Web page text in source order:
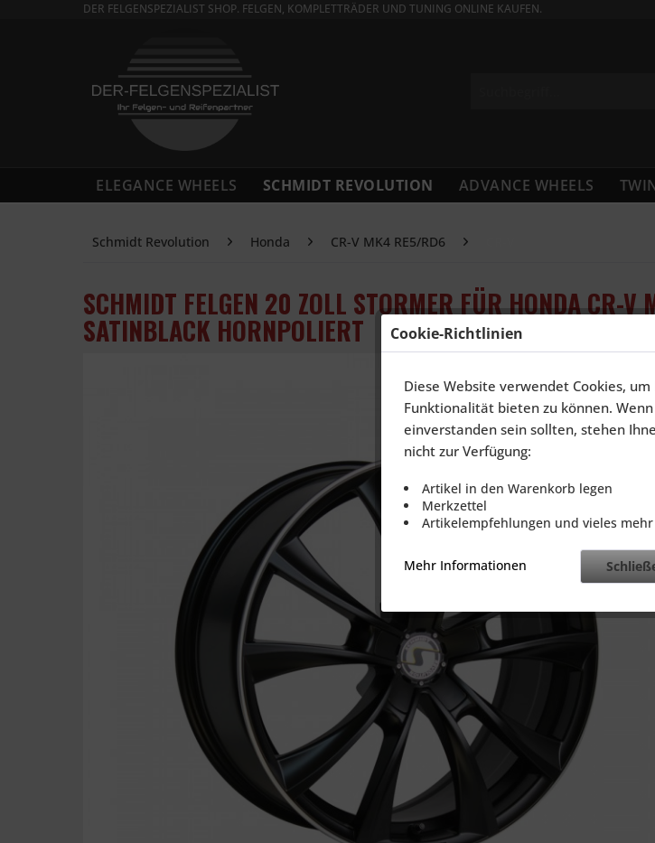
DER FELGENSPEZIALIST SHOP. FELGEN, KOMPLETTRÄDER UND TUNING ONLINE KAUFEN.
ELEGANCE WHEELS SCHMIDT REVOLUTION ADVANCE WHEELS
Schmidt Revolution Honda CR-V MK4 RE5/RD6
SCHMIDT FELGEN 20 ZOLL STORMER FÜR HONDA CR-
SATINBLACK HORNPOLIERT
Cookie-Richtlinien
Diese Website verwendet Cookies,
Funktionalität bieten zu können.
einverstanden sein sollten, stehen
nicht zur Verfügung:
Artikel in den Warenkorb legen
Merkzettel
Artikelempfehlungen und vieles mehr
Mehr Informationen